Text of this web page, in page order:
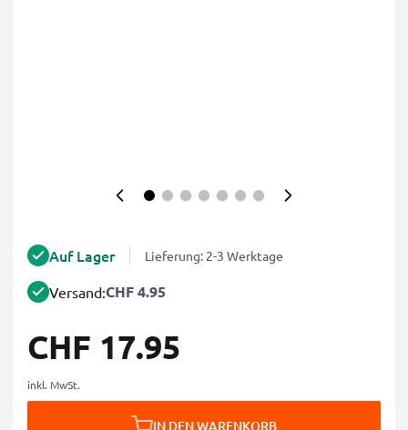
Auf Lager Lieferung: 2-3 Werktage
Versand:CHF 4.95
CHF 17.95
inkl. MwSt.
IN DEN WARENKORB